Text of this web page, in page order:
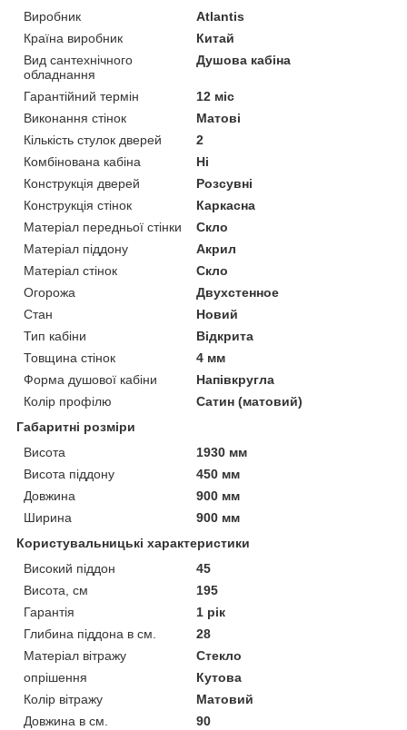
Виробник
Atlantis
Країна виробник
Китай
Вид сантехнічного
обладнання
Душова кабіна
Гарантійний термін
12 міс
Виконання стінок
Матові
Кількість стулок дверей
2
Комбінована кабіна
Ні
Конструкція дверей
Розсувні
Конструкція стінок
Каркасна
Матеріал передньої стінки
Скло
Матеріал піддону
Акрил
Матеріал стінок
Скло
Огорожа
Двухстенное
Стан
Новий
Тип кабіни
Відкрита
Товщина стінок
4 мм
Форма душової кабіни
Напівкругла
Колір профілю
Сатин (матовий)
Габаритні розміри
Висота
1930 мм
Висота піддону
450 мм
Довжина
900 мм
Ширина
900 мм
Користувальницькі характеристики
Високий піддон
45
Висота, см
195
Гарантія
1 рік
Глибина піддона в см.
28
Матеріал вітражу
Стекло
опрішення
Кутова
Колір вітражу
Матовий
Довжина в см.
90